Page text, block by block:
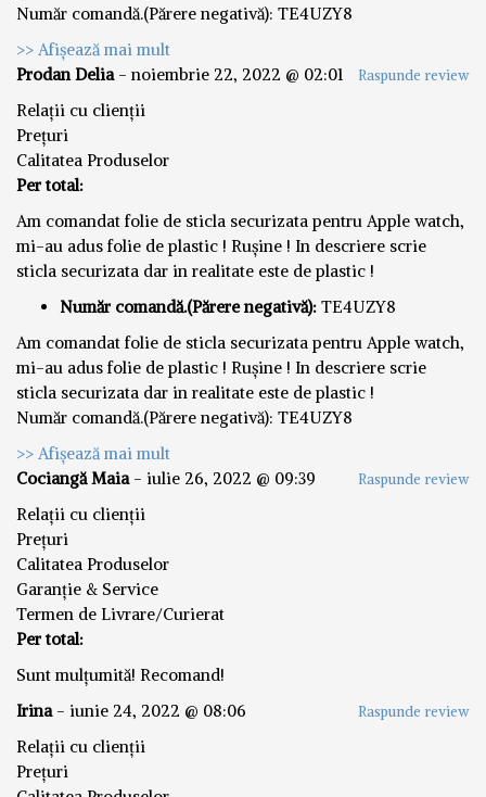
Număr comandă.(Părere negativă): TE4UZY8
>> Afișează mai mult
Prodan Delia- noiembrie 22, 2022 @ 02:01 Raspunde review
Relații cu clienții
Prețuri
Calitatea Produselor
Per total:
Am comandat folie de sticla securizata pentru Apple watch,
mi-au adus folie de plastic ! Rușine ! In descriere scrie
sticla securizata dar in realitate este de plastic !
Număr comandă.(Părere negativă): TE4UZY8
Am comandat folie de sticla securizata pentru Apple watch,
mi-au adus folie de plastic ! Rușine ! In descriere scrie
sticla securizata dar in realitate este de plastic !
Număr comandă.(Părere negativă): TE4UZY8
>> Afișează mai mult
Cociangă Maia- iulie 26, 2022 @ 09:39 Raspunde review
Relații cu clienții
Prețuri
Calitatea Produselor
Garanție & Service
Termen de Livrare/Curierat
Per total:
Sunt mulțumită! Recomand!
Irina- iunie 24, 2022 @ 08:06 Raspunde review
Relații cu clienții
Prețuri